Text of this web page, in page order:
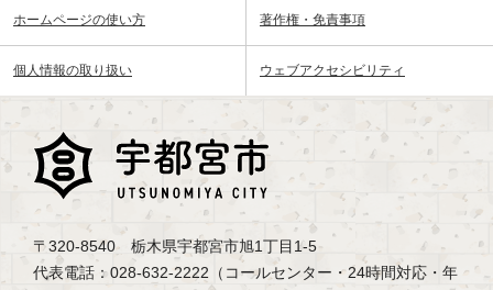
ホームページの使い方 著作権・免責事項
個人情報の取り扱い ウェブアクセシビリティ
〒320-8540 栃木県宇都宮市旭1丁目1-5
代表電話：028-632-2222（コールセンター・24時間対応・年